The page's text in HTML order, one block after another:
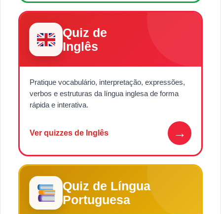
Quiz de
Inglês
Pratique vocabulário, interpretação, expressões,
verbos e estruturas da língua inglesa de forma
rápida e interativa.
Ver quizzes de Inglês →
Quiz de Língua
Portuguesa